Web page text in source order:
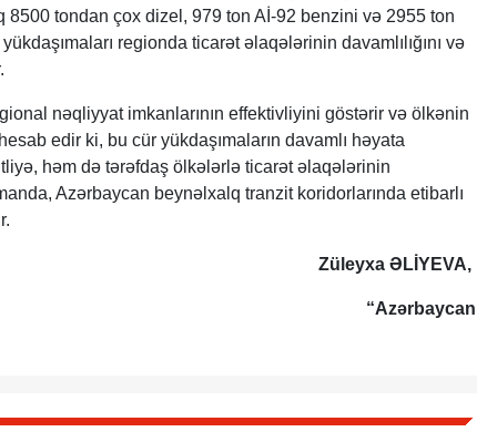
8500 tondan çox dizel, 979 ton Aİ-92 benzini və 2955 ton
regionda ticarət əlaqələrinin davamlılığını və
nəqliyyat imkanlarının effektivliyini göstərir və ölkənin
edir ki, bu cür yükdaşımaların davamlı həyata
həm də tərəfdaş ölkələrlə ticarət əlaqələrinin
Azərbaycan beynəlxalq tranzit koridorlarında etibarlı
Züleyxa ƏLİYEVA,
“Azərbaycan